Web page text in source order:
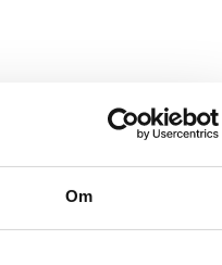
Om
Afdelinger